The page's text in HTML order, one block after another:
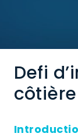
Defi